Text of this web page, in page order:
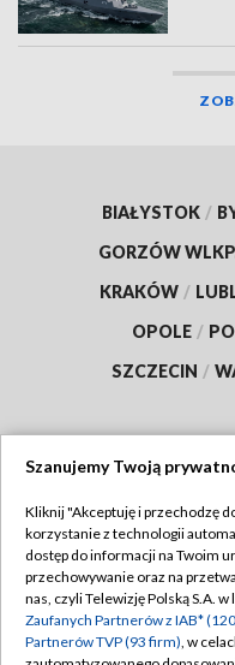
BIAŁYSTOK /
GORZÓW
KRAKÓW /
OPOLE /
SZCZECIN /
Abonament TVP
Emisja w TVP
Centrum informacji
Szanujemy Twoją
Kliknij "Akceptuję i przechodzę
korzystanie z technologii
dostęp do informacji na Twoim
przechowywanie oraz na
nas, czyli Telewizję Polską S.A.
Zaufanych Partnerów z IAB*
Partnerów TVP (93 firm), w